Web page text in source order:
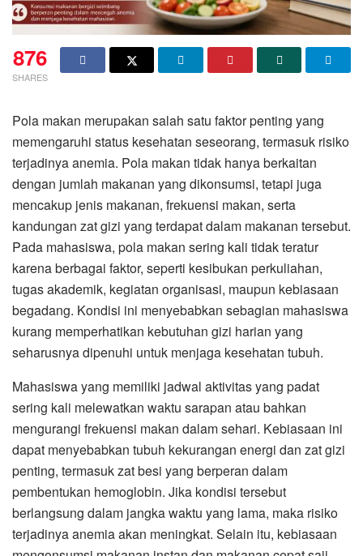
876
SHARES
Pola makan merupakan salah satu faktor penting yang
memengaruhi status kesehatan seseorang, termasuk risiko
terjadinya anemia. Pola makan tidak hanya berkaitan
dengan jumlah makanan yang dikonsumsi, tetapi juga
mencakup jenis makanan, frekuensi makan, serta
kandungan zat gizi yang terdapat dalam makanan tersebut.
Pada mahasiswa, pola makan sering kali tidak teratur
karena berbagai faktor, seperti kesibukan perkuliahan,
tugas akademik, kegiatan organisasi, maupun kebiasaan
begadang. Kondisi ini menyebabkan sebagian mahasiswa
kurang memperhatikan kebutuhan gizi harian yang
seharusnya dipenuhi untuk menjaga kesehatan tubuh.
Mahasiswa yang memiliki jadwal aktivitas yang padat
sering kali melewatkan waktu sarapan atau bahkan
mengurangi frekuensi makan dalam sehari. Kebiasaan ini
dapat menyebabkan tubuh kekurangan energi dan zat gizi
penting, termasuk zat besi yang berperan dalam
pembentukan hemoglobin. Jika kondisi tersebut
berlangsung dalam jangka waktu yang lama, maka risiko
terjadinya anemia akan meningkat. Selain itu, kebiasaan